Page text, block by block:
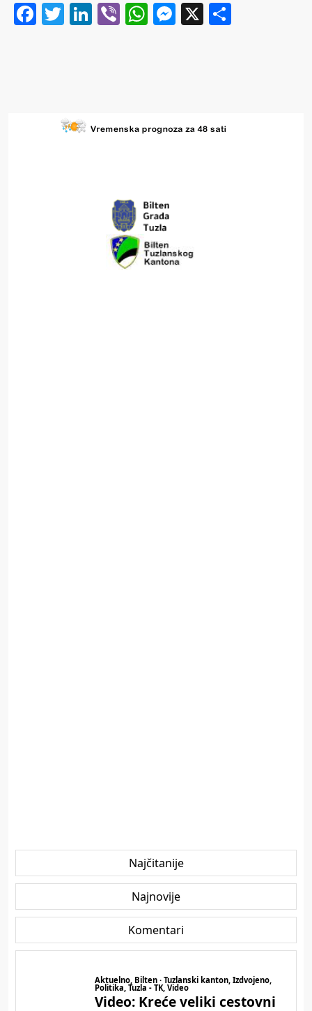
Facebook
Twitter
LinkedIn
ViberWhatsApp
Messenger
X
Najčitanije
Najnovije
Komentari